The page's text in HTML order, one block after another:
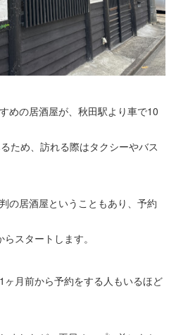
めの居酒屋が、秋田駅より車で10
ため、訪れる際はタクシーやバス
の居酒屋ということもあり、予約
スタートします。
ヶ月前から予約をする人もいるほど